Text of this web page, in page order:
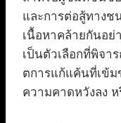
และการต่อสู้ทางช
เนื้อหาคล้ายกันอย่
เป็นตัวเลือกที่พิจา
ตการแก้แค้นที่เข้
ความคาดหวังลง ห